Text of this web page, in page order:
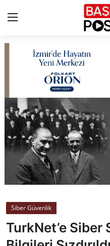
Çerez Politikası
Künye
Ankara
TBMM
Cumhurbaşkanlığı
Bakanlıklar
Siber Güvenlik
TurkNet’e Siber